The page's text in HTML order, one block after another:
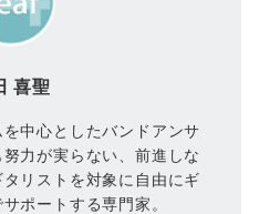
喜聖
中心としたバンドアンサ
力が実らない、前進しな
リストを対象に自由にギ
ポートする専門家。